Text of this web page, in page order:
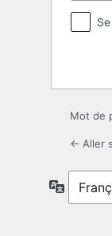
Mot de
← Aller
Langue